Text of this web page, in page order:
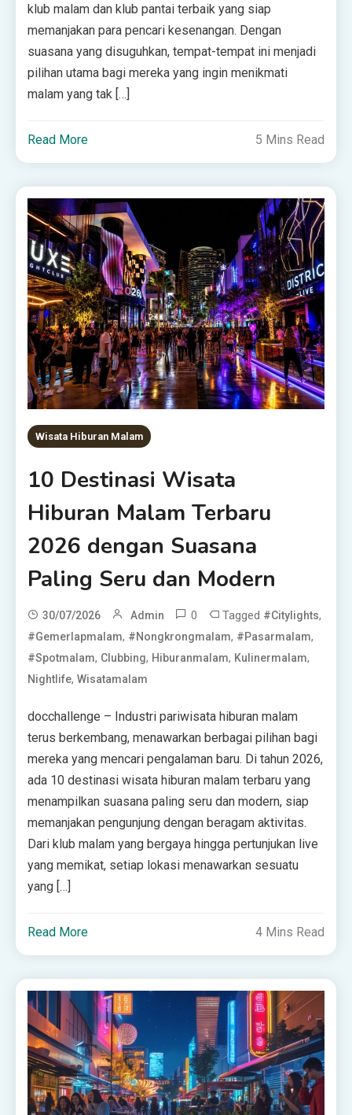
klub malam dan klub pantai terbaik yang siap
memanjakan para pencari kesenangan. Dengan
suasana yang disuguhkan, tempat-tempat ini menjadi
pilihan utama bagi mereka yang ingin menikmati
malam yang tak […]
Read More 5 Mins Read
Wisata Hiburan Malam
10 Destinasi Wisata
Hiburan Malam Terbaru
2026 dengan Suasana
Paling Seru dan Modern
30/07/2026 Admin 0 Tagged #citylights,
#gemerlapmalam, #nongkrongmalam, #pasarmalam,
#spotmalam, Clubbing, Hiburanmalam, Kulinermalam,
Nightlife,Wisatamalam
docchallenge – Industri pariwisata hiburan malam
terus berkembang, menawarkan berbagai pilihan bagi
mereka yang mencari pengalaman baru. Di tahun 2026,
ada 10 destinasi wisata hiburan malam terbaru yang
menampilkan suasana paling seru dan modern, siap
memanjakan pengunjung dengan beragam aktivitas.
Dari klub malam yang bergaya hingga pertunjukan live
yang memikat, setiap lokasi menawarkan sesuatu
yang […]
Read More 4 Mins Read